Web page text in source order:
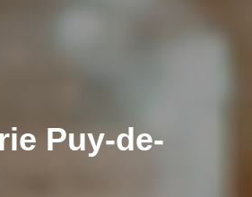
Puy-de-